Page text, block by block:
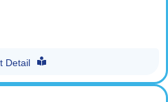
Detail